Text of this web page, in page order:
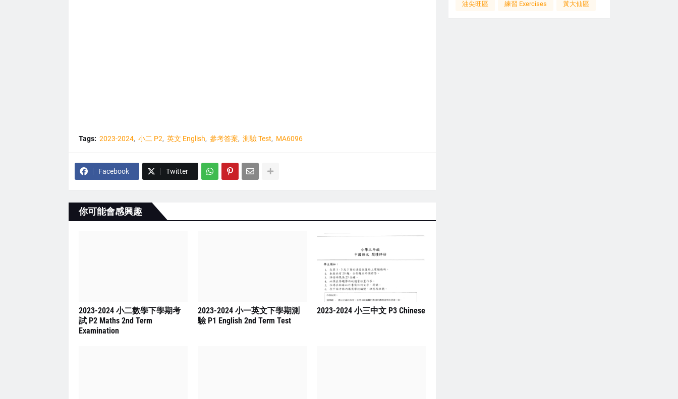
Tags: 2023-2024 小二 P2 英文 English 參考答案 測驗 Test MA6096
Facebook Twitter
你可能會感興趣
2023-2024 小二數學下學期考
試 P2 Maths 2nd Term
Examination
2023-2024 小一英文下學期測
驗 P1 English 2nd Term Test
2023-2024 小三中文 P3 Chinese
油尖旺區 練習 Exercises 黃大仙區